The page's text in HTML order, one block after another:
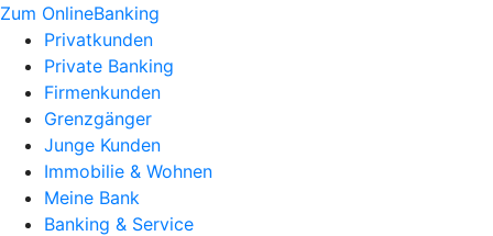
Zum OnlineBanking
Privatkunden
Private Banking
Firmenkunden
Grenzgänger
Junge Kunden
Immobilie & Wohnen
Meine Bank
Banking & Service